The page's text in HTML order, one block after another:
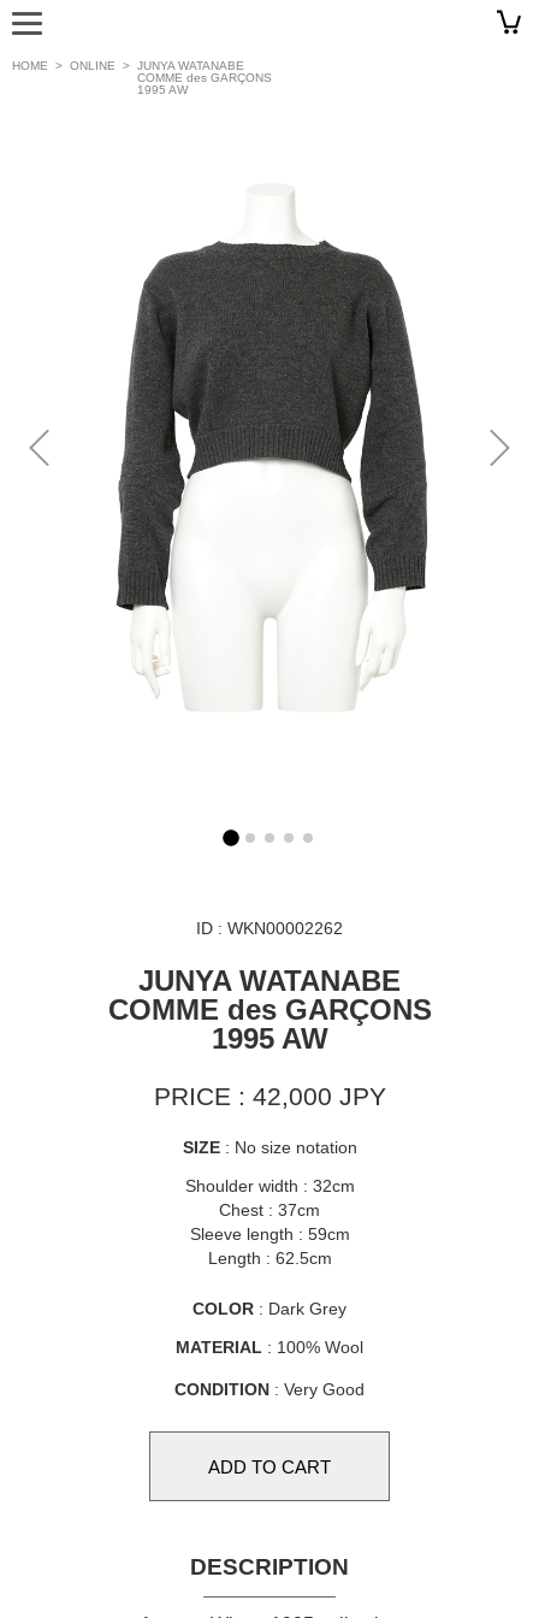
HOME > ONLINE > JUNYA WATANABE
COMME des GARÇONS
1995 AW
ID : WKN00002262
JUNYA WATANABE
COMME des GARÇONS
1995 AW
PRICE : 42,000 JPY
SIZE: No size notation
Shoulder width : 32cm
Chest : 37cm
Sleeve length : 59cm
Length : 62.5cm
COLOR : Dark Grey
MATERIAL : 100% Wool
CONDITION : Very Good
DESCRIPTION